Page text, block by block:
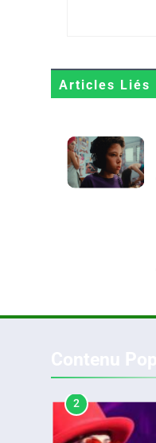
Articles Liés
2
3